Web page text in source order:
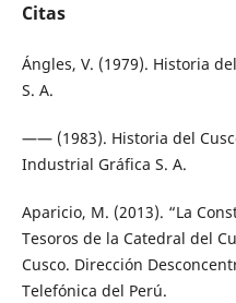
Citas
Ángles, V. (1979). Historia
S. A.
—— (1983). Historia del
Industrial Gráfica S. A.
Aparicio, M. (2013). “La
Tesoros de la Catedral del
Cusco. Dirección
Telefónica del Perú.